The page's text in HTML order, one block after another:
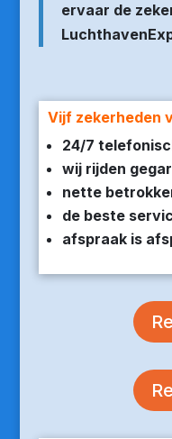
ervaar de
Vijf zekerheden
24/7
wij rijden
nette
de beste
afspraak is